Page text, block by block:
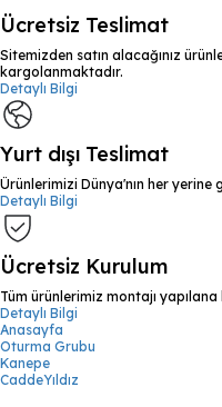
Ücretsiz Teslimat
Sitemizden satın alacağınız
kargolanmaktadır.
Detaylı Bilgi
Yurt dışı Teslimat
Ürünlerimizi Dünya'nın her
Detaylı Bilgi
Ücretsiz Kurulum
Tüm ürünlerimiz montajı
Detaylı Bilgi
Anasayfa
Oturma Grubu
Kanepe
CaddeYıldız